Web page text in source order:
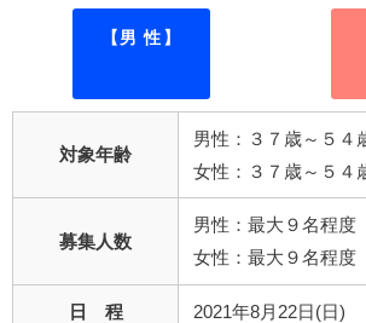
【男 性】
対象年齢
男性：３７歳～５４
女性：３７歳～５４
募集人数
男性：最大９名程度
女性：最大９名程度
日 程 2021年8月22日(日)